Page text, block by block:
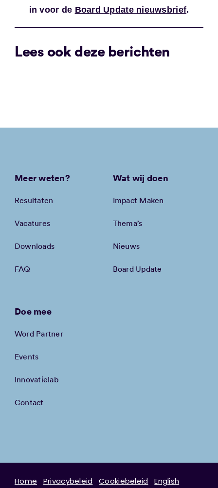
in voor de Board Update nieuwsbrief.
Lees ook deze berichten
Meer weten?
Resultaten
Vacatures
Downloads
FAQ
Wat wij doen
Impact Maken
Thema’s
Nieuws
Board Update
Doe mee
Word Partner
Events
Innovatielab
Contact
Home Privacybeleid Cookiebeleid English